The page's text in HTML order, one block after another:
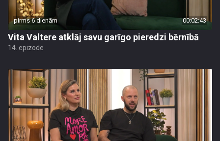
pirms 6 dienām 00:02:43
Vita Valtere atklāj savu garīgo pieredzi bērnībā
14. epizode